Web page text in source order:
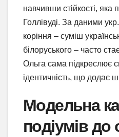
навчивши стійкості, яка
Голлівуді. За даними укр.
коріння – суміш
білоруського – часто
Ольга сама підкреслює
ідентичність, що додає
Модельна
подіумів